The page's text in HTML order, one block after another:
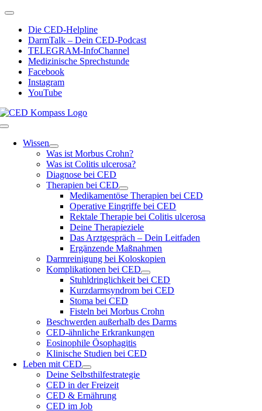
Zum
springen
Toggle
NavigationDie CED-Helpline
DarmTalk – Dein CED-Podcast
TELEGRAM-InfoChannel
Medizinische Sprechstunde
Facebook
Instagram
YouTube
Toggle
NavigationWissen
Was ist Morbus Crohn?
Was ist Colitis ulcerosa?
Diagnose bei CED
Therapien bei CED
Medikamentöse Therapien bei CED
Operative Eingriffe bei CED
Rektale Therapie bei Colitis ulcerosa
Deine Therapieziele
Das Arztgespräch – Dein Leitfaden
Ergänzende Maßnahmen
Darmreinigung bei Koloskopien
Komplikationen bei CED
Stuhldringlichkeit bei CED
Kurzdarmsyndrom bei CED
Stoma bei CED
Fisteln bei Morbus Crohn
Beschwerden außerhalb des Darms
CED-ähnliche Erkrankungen
Eosinophile Ösophagitis
Klinische Studien bei CED
Leben mit CED
Deine Selbsthilfestrategie
CED in der Freizeit
CED & Ernährung
CED im Job